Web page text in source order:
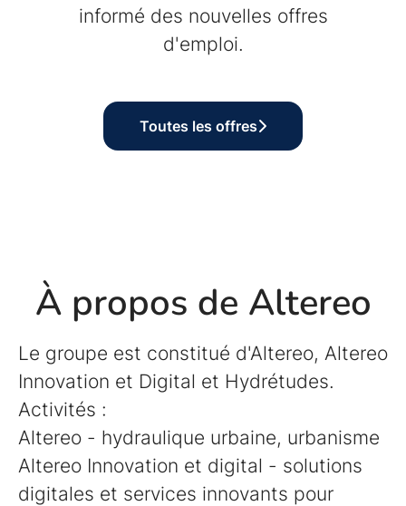
informé des nouvelles offres
d'emploi.
Toutes les offres
À propos de Altereo
Le groupe est constitué d'Altereo, Altereo
Innovation et Digital et Hydrétudes.
Activités :
Altereo - hydraulique urbaine, urbanisme
Altereo Innovation et digital - solutions
digitales et services innovants pour